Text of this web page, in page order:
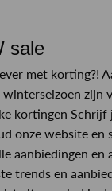
sale
met korting?!
zijn
kortingen Schrijf
onze website en
aanbiedingen en
trends en